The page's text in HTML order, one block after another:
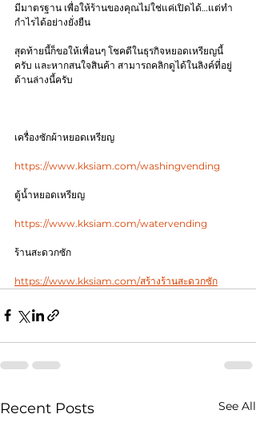
มีมาตรฐาน เพื่อให้ร้านของคุณไม่ใช่แค่เปิดได้…แต่ทำ
กำไรได้อย่างยั่งยืน
สุดท้ายนี้ก็ขอให้เพื่อนๆ โชคดีในธุรกิจหยอดเหรียญนี้
ครับ และหากสนใจสินค้า สามารถคลิกดูได้ในลิงค์ที่อยู่
ด้านล่างนี้ครับ
เครื่องซักผ้าหยอดเหรียญ
https://www.kksiam.com/washingvending
ตู้น้ำหยอดเหรียญ
https://www.kksiam.com/watervending
ร้านสะดวกซัก
https://www.kksiam.com/สร้างร้านสะดวกซัก
Recent Posts See All